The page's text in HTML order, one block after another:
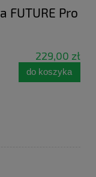
FUTURE Pro
229,00 zł
do koszyka